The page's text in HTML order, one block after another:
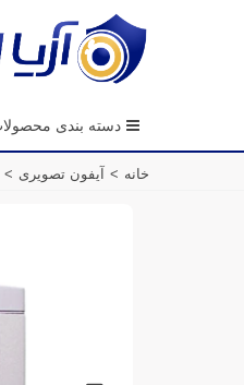
دسته بندی
خانه > آیفون تصویری >